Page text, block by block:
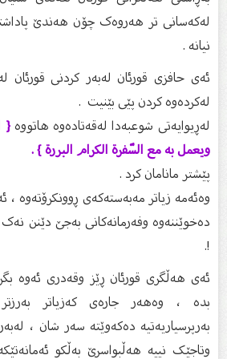
لەکەسانی تر هەروەک چۆن هەندێ
نیانە .
ئەی حافزی قورئان لەبەر کردنی قورئان
لەکردەوە کردن پێی بێنیت .
لەڕیوایەتی شوعبەدا لەقەتادەوە هاتووە{
ويعمل به مع السّفرة الكرام البررة } .
پێشتر مانامان کرد .
وەئەمە زیاتر مەبەستەکەی ڕوونکرۆتەوە ،
دەخوێننەوە وفەرمانەکانی بەجێ دێنن نەک
ئەی هەڵگری قورئان ڕێز وقەدری ئەوە
بدە ، وەهەر جارەی کەزیاتر بەرزتر
بەرپرسیاریەتیە دەکەوێتە سەر شان ،
وتاجێک نییە هەڵبواسرێ بەڵکو